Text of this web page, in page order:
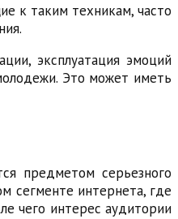
к таким техникам, часто
эксплуатация эмоций
Это может иметь
предметом серьезного
сегменте интернета, где
чего интерес аудитории